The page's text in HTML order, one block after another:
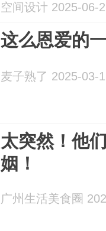
空间设计 2025-06-
这么恩爱的
麦子熟了 2025-03-
太突然！他
姻！
广州生活美食圈